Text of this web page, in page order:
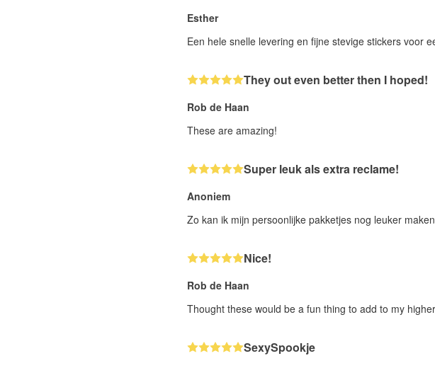
Esther
Een hele snelle levering en fijne stevige stickers voor
They out even better then I hoped!
Rob de Haan
These are amazing!
Super leuk als extra reclame!
Anoniem
Zo kan ik mijn persoonlijke pakketjes nog leuker
Nice!
Rob de Haan
Thought these would be a fun thing to add to my
SexySpookje